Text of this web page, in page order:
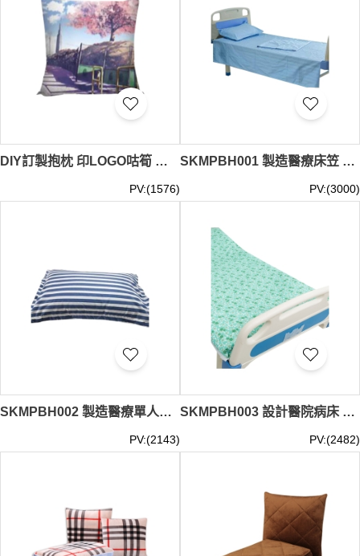
DIY訂製抱枕 印LOGO咕筍 汽車靠枕 沙發咕筍 35*35CM 40*40CM 45*45CM 50*50CM 60*60CM 40*60CM 50*80CM SKBD028
PV:(1576)
SKMPBH001 製造醫療床笠 設計純色床笠罩 醫院 診所 養老院 床笠中心 100cm*200cm 120cm*200cm 160cm*230cm 180*240cm
PV:(3000)
SKMPBH002 製造醫療單人枕套 設計純色枕套 枕套供應商 50CM*70CM
PV:(2143)
SKMPBH003 設計醫院病床 護理床上用品三件套 純棉藍白條 床單 被套 被罩 枕套
PV:(2482)